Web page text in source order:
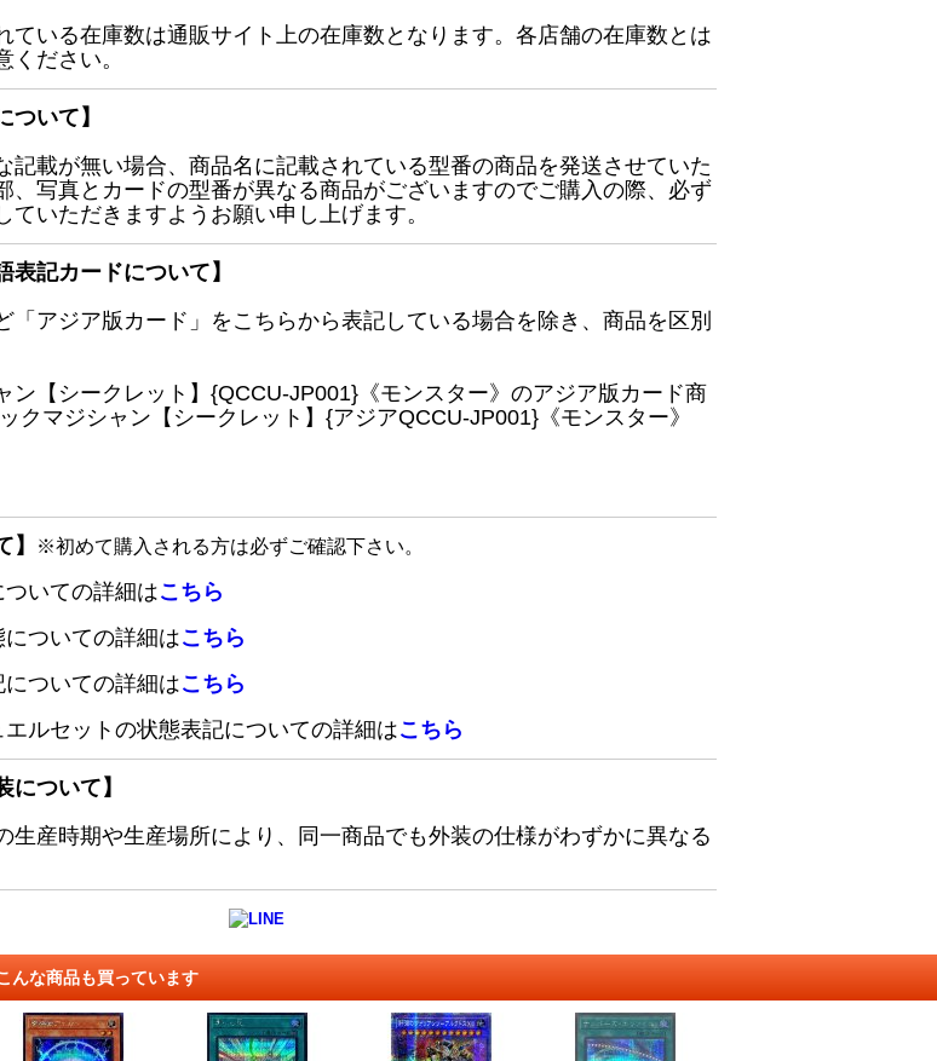
ている在庫数は通販サイト上の在庫数となります。各店舗の在庫数とは
ください。
ついて】
記載が無い場合、商品名に記載されている型番の商品を発送させていた
、写真とカードの型番が異なる商品がございますのでご購入の際、必ず
ていただきますようお願い申し上げます。
表記カードについて】
「アジア版カード」をこちらから表記している場合を除き、商品を区別
ン【シークレット】{QCCU-JP001}《モンスター》のアジア版カード商
マジシャン【シークレット】{アジアQCCU-JP001}《モンスター》
】 ※初めて購入される方は必ずご確認下さい。
いての詳細はこちら
ついての詳細はこちら
ついての詳細はこちら
ルセットの状態表記についての詳細はこちら
について】
生産時期や生産場所により、同一商品でも外装の仕様がわずかに異なる
んな商品も買っています